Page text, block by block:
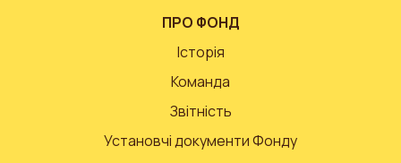
ПРО ФОНД
Історія
Команда
Звітність
Установчі документи Фонду